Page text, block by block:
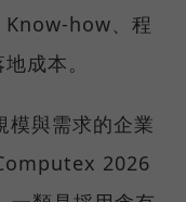
Know-how、程
成本。
模與需求的企業
2026